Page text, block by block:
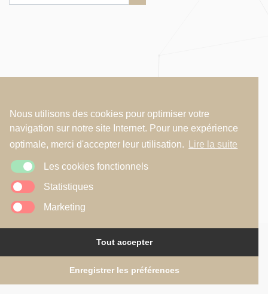
Nous utilisons des cookies pour optimiser votre
navigation sur notre site Internet. Pour une expérience
optimale, merci d'accepter leur utilisation.
Lire la suite
Les cookies fonctionnels
Statistiques
Marketing
Tout accepter
Enregistrer les préférences
Copyright © 2026R2A - Renaud Alardin Architecte
Mentions légales•Politique de confidentialité•Politique de cookies
Website by
Illucom